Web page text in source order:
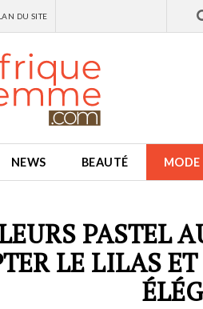
DU SITE
NEWS BEAUTÉ MODE
PASTEL
LE LILAS